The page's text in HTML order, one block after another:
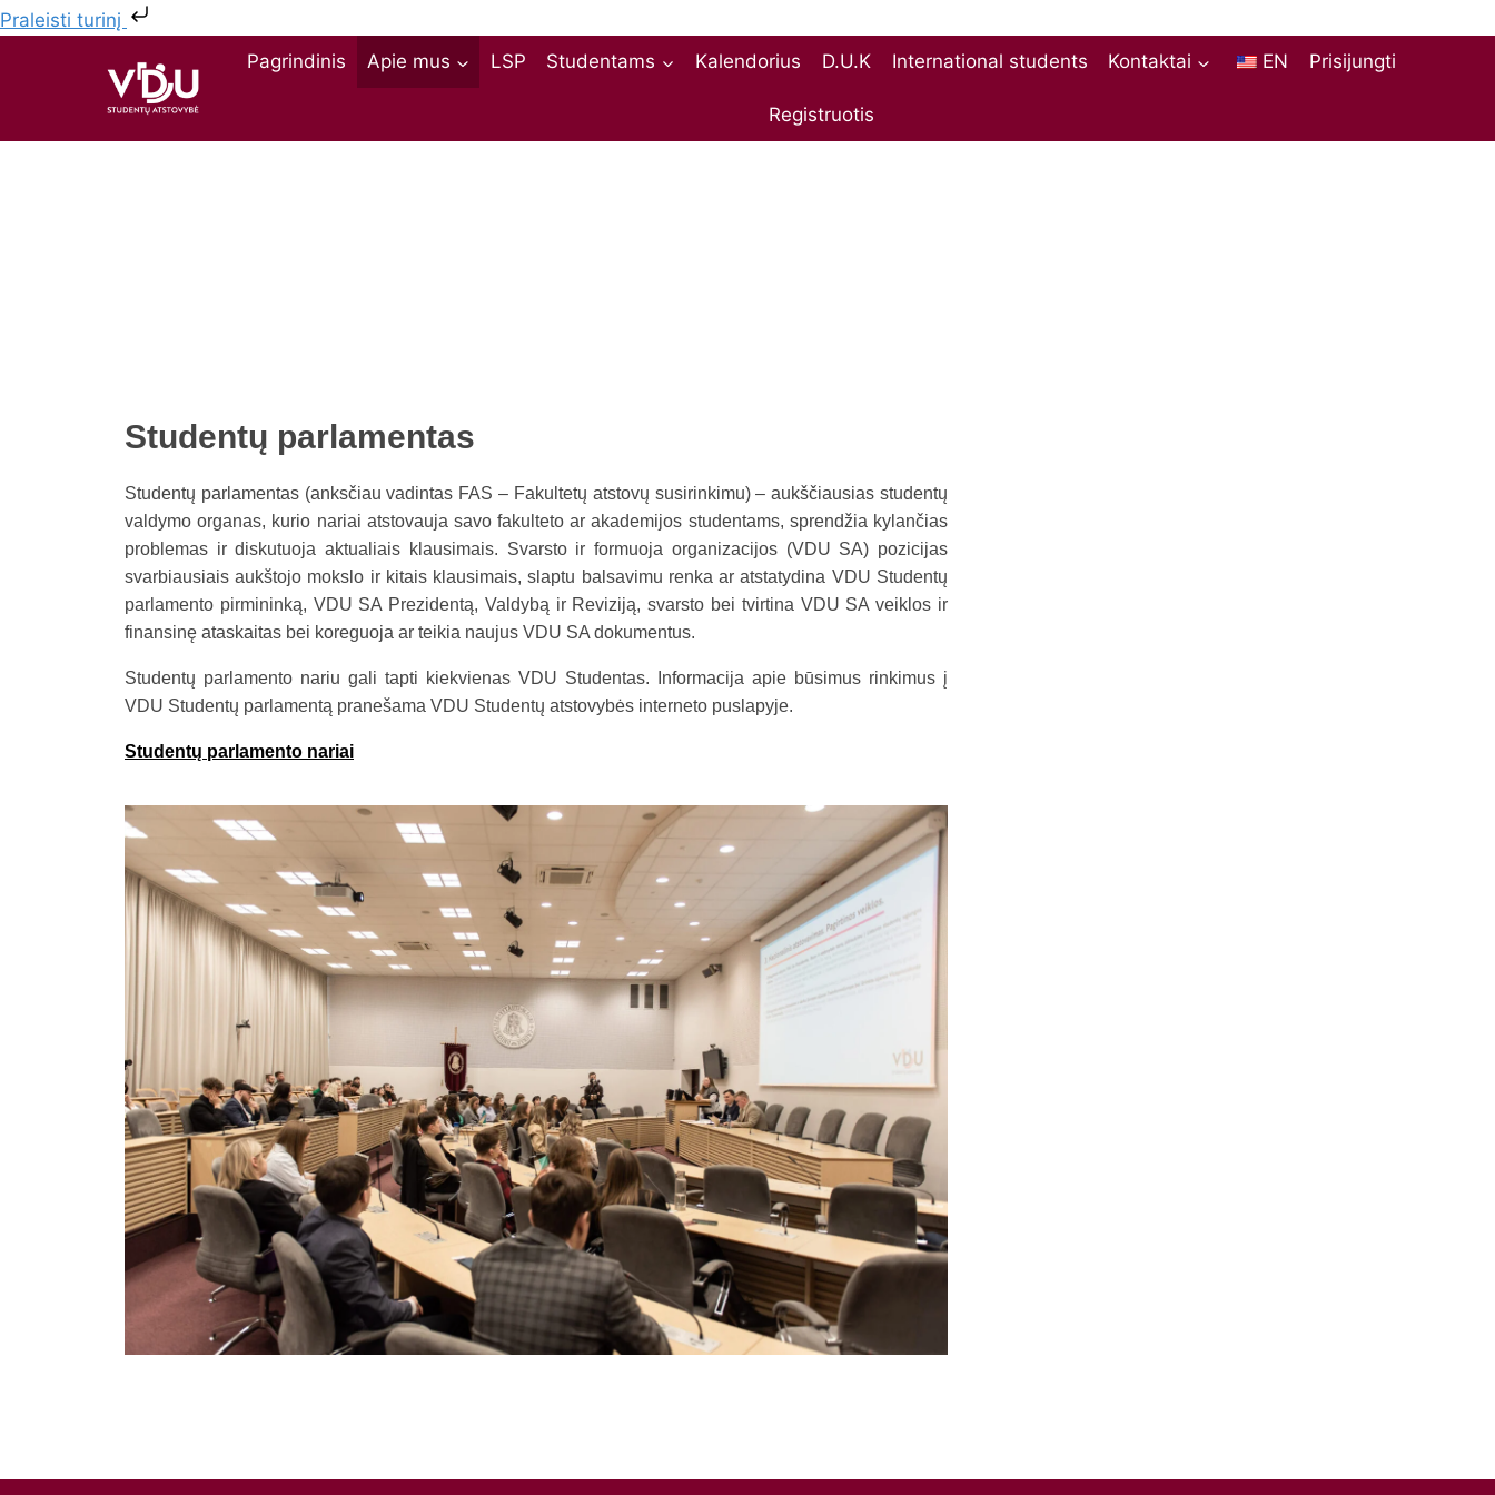
Praleisti turinį
Pagrindinis
Apie mus LSP Studentams Kalendorius D.U.K International students Kontaktai EN Prisijungti
Registruotis
Studentų parlamentas
Studentų parlamentas (anksčiau vadintas FAS – Fakultetų atstovų susirinkimu) – aukščiausias studentų
valdymo organas, kurio nariai atstovauja savo fakulteto ar akademijos studentams, sprendžia kylančias
problemas ir diskutuoja aktualiais klausimais. Svarsto ir formuoja organizacijos (VDU SA) pozicijas
svarbiausiais aukštojo mokslo ir kitais klausimais, slaptu balsavimu renka ar atstatydina VDU Studentų
parlamento pirmininką, VDU SA Prezidentą, Valdybą ir Reviziją, svarsto bei tvirtina VDU SA veiklos ir
finansinę ataskaitas bei koreguoja ar teikia naujus VDU SA dokumentus.
Studentų parlamento nariu gali tapti kiekvienas VDU Studentas. Informacija apie būsimus rinkimus į
VDU Studentų parlamentą pranešama VDU Studentų atstovybės interneto puslapyje.
Studentų parlamento nariai